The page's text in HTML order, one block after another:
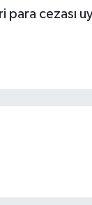
cezası